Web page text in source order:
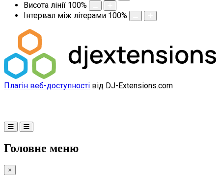
Висота лінії 100%
Інтервал між літерами 100%
Плагін веб-доступності від DJ-Extensions.com
Головне меню
×